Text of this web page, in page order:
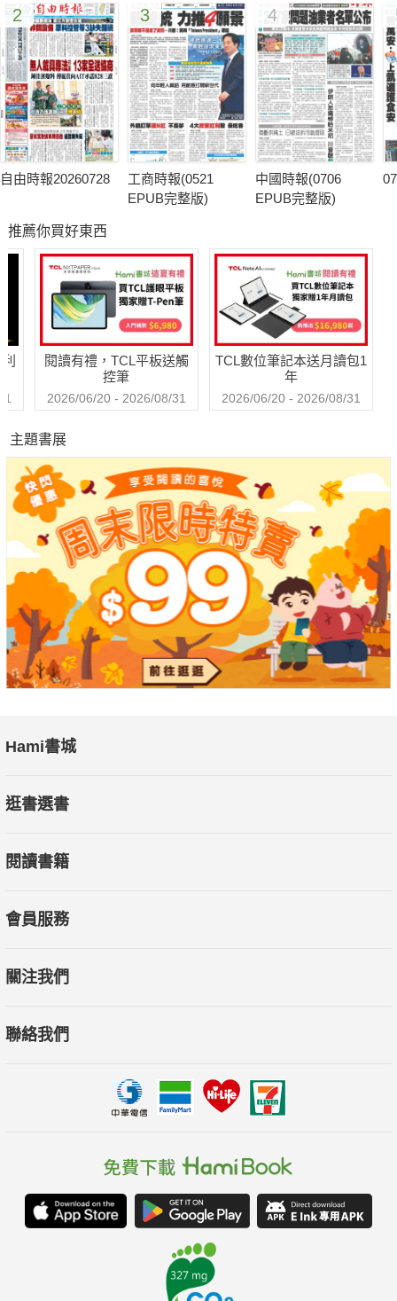
2
自由時報20260728
3
工商時報(0521
EPUB完整版)
4
中國時報(0706
EPUB完整版)
推薦你買好東西
閱讀有禮，TCL平板送觸
控筆
2026/06/20 - 2026/08/31
TCL數位筆記本送月讀包1
年
2026/06/20 - 2026/08/31
主題書展
Hami書城
逛書選書
閱讀書籍
會員服務
關注我們
聯絡我們